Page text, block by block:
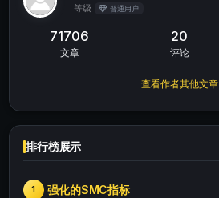
等级 普通用户
71706
文章
20
评论
查看作者其他文章
排行榜展示
1 强化的SMC指标